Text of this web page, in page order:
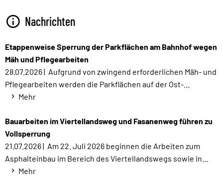
Nachrichten
Etappenweise Sperrung der Parkflächen am Bahnhof wegen
Mäh und Pflegearbeiten
28.07.2026 | Aufgrund von zwingend erforderlichen Mäh- und
Pflegearbeiten werden die Parkflächen auf der Ost-…
Mehr
Bauarbeiten im Viertellandsweg und Fasanenweg führen zu
Vollsperrung
21.07.2026 | Am 22. Juli 2026 beginnen die Arbeiten zum
Asphalteinbau im Bereich des Viertellandswegs sowie in…
Mehr